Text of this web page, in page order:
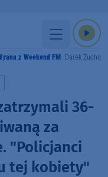
rana z Weekend FM Darek
36-
za
"Policjanci
tej kobiety"